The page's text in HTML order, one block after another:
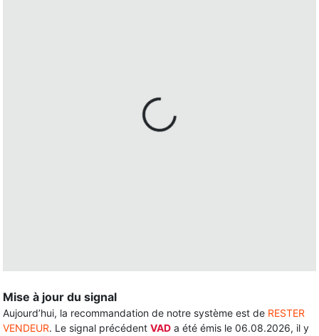
Mise à jour du signal
Aujourd’hui, la recommandation de notre système est de RESTER
VENDEUR. Le signal précédent VAD a été émis le 06.08.2026, il y